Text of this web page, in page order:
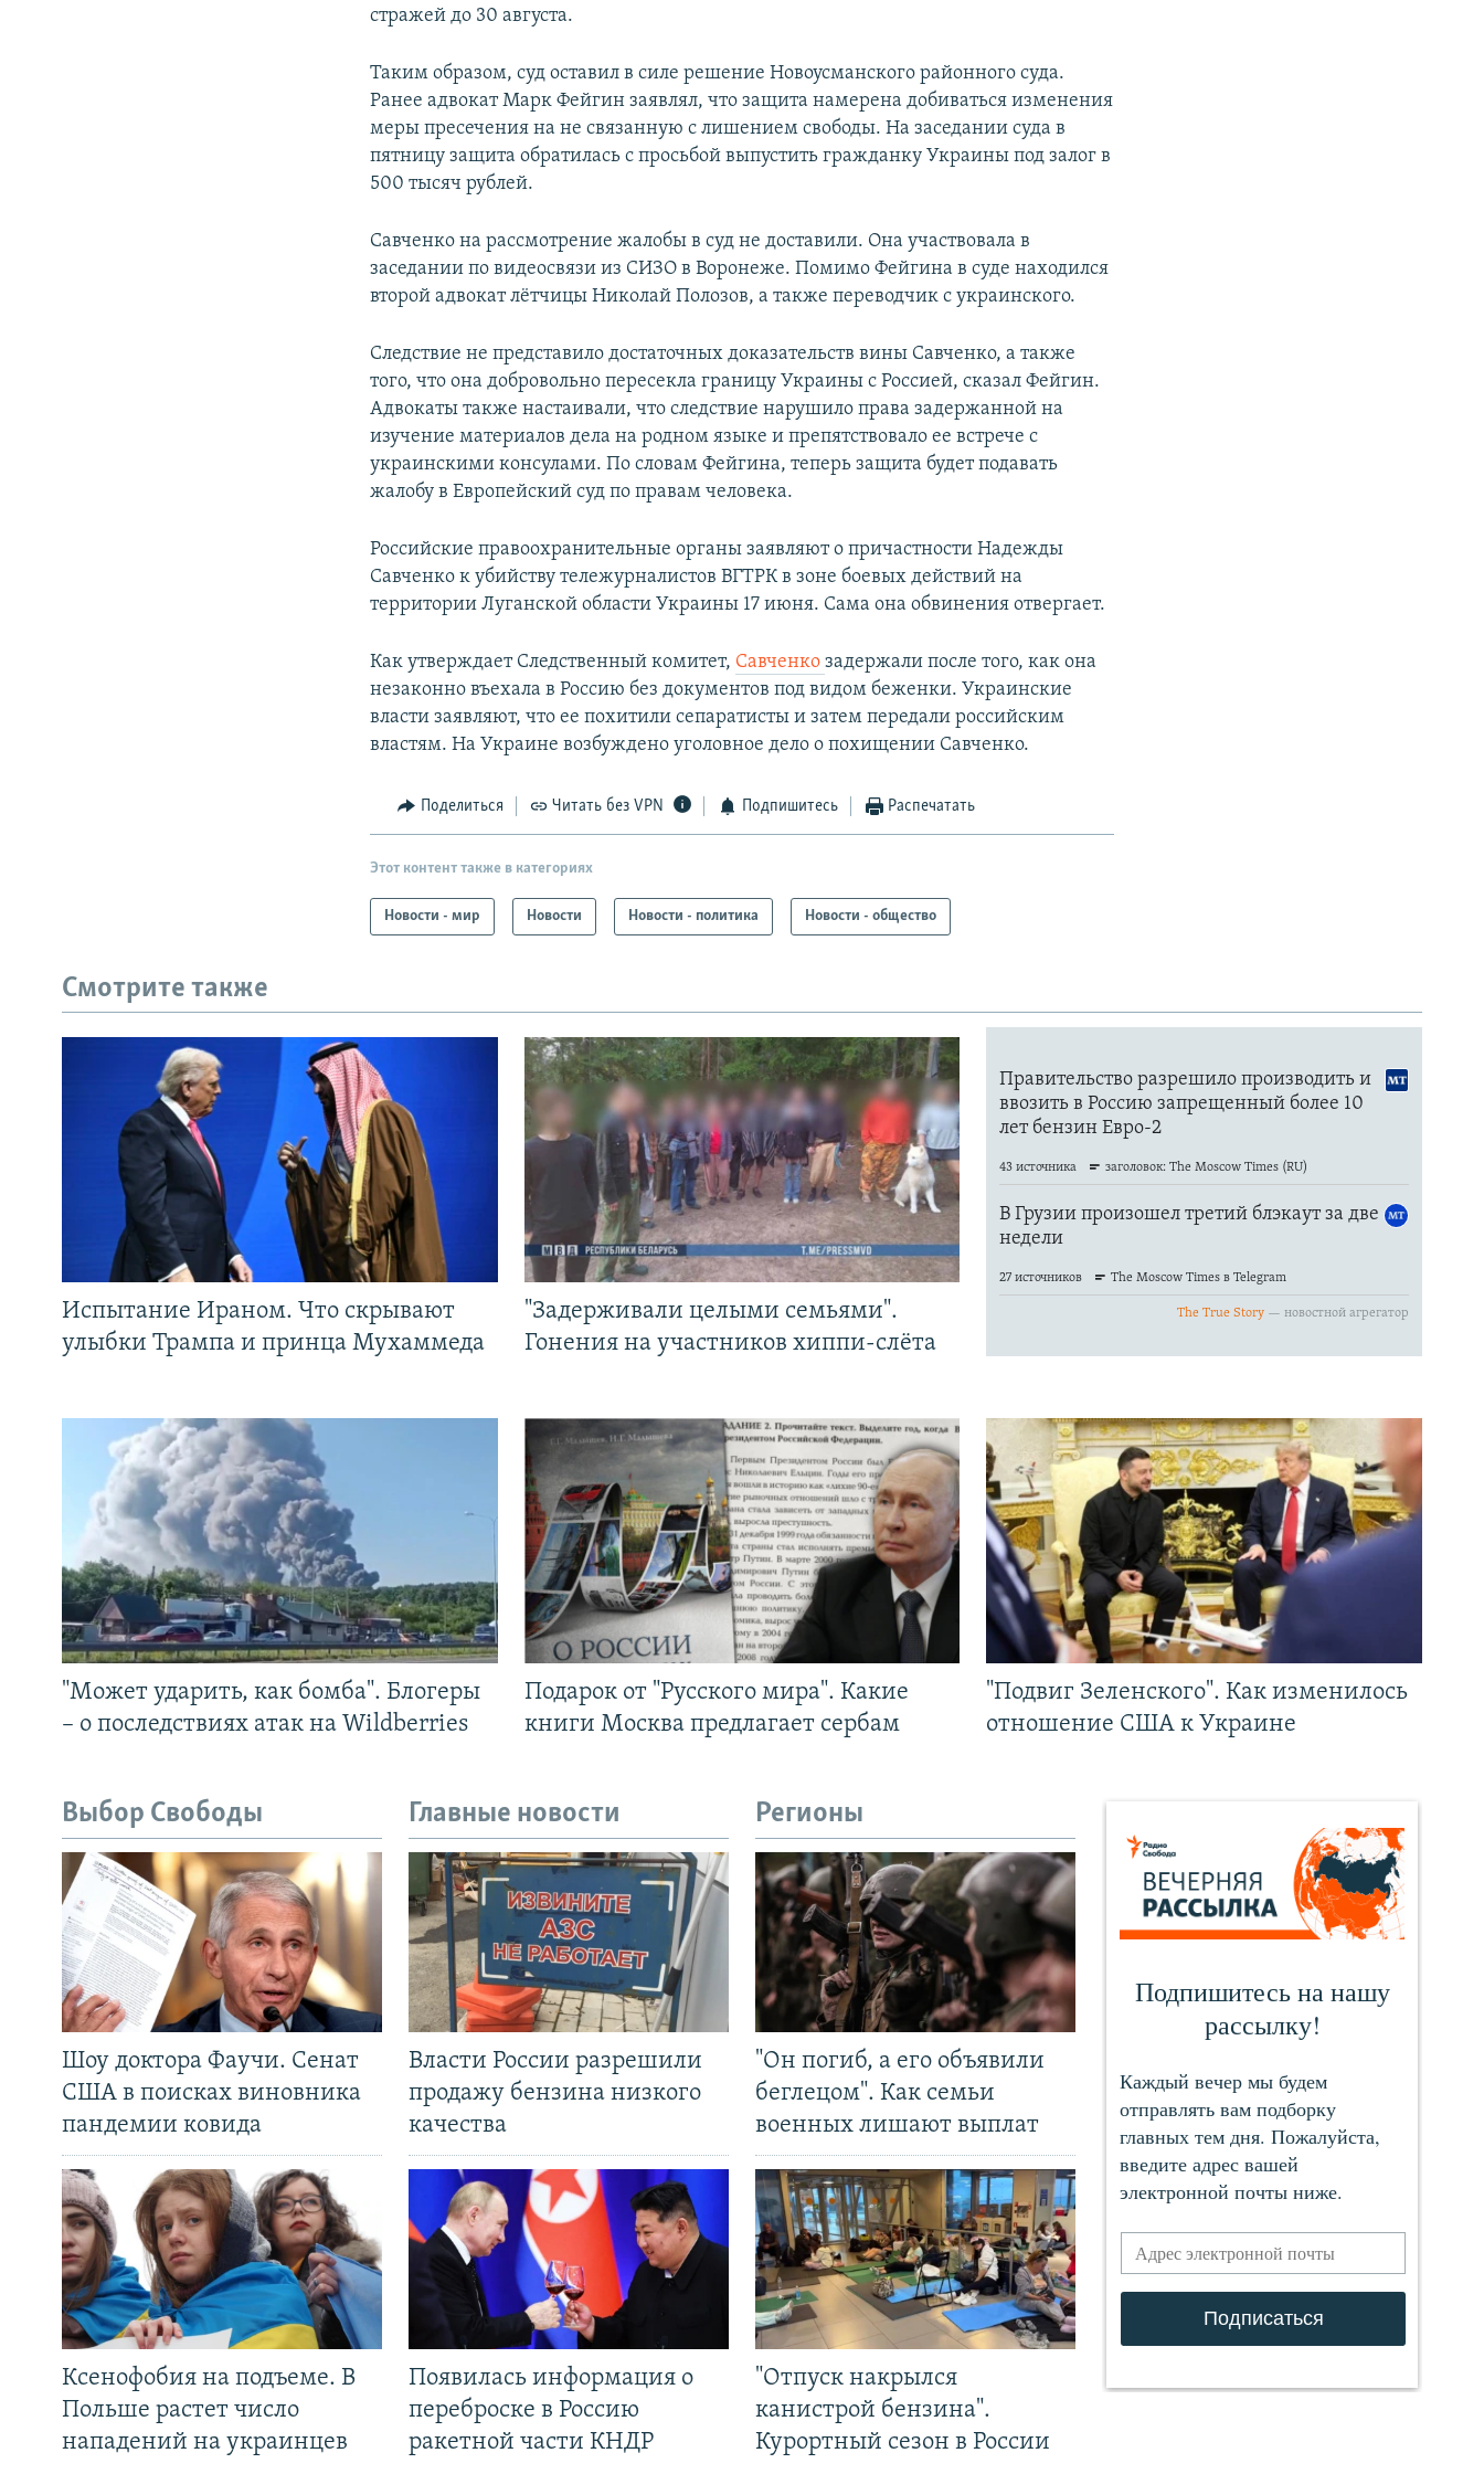
стражей до 30 августа.
Таким образом, суд оставил в силе решение Новоусманского районного суда.
Ранее адвокат Марк Фейгин заявлял, что защита намерена добиваться изменения
меры пресечения на не связанную с лишением свободы. На заседании суда в
пятницу защита обратилась с просьбой выпустить гражданку Украины под залог в
500 тысяч рублей.
Савченко на рассмотрение жалобы в суд не доставили. Она участвовала в
заседании по видеосвязи из СИЗО в Воронеже. Помимо Фейгина в суде находился
второй адвокат лётчицы Николай Полозов, а также переводчик с украинского.
Следствие не представило достаточных доказательств вины Савченко, а также
того, что она добровольно пересекла границу Украины с Россией, сказал Фейгин.
Адвокаты также настаивали, что следствие нарушило права задержанной на
изучение материалов дела на родном языке и препятствовало ее встрече с
украинскими консулами. По словам Фейгина, теперь защита будет подавать
жалобу в Европейский суд по правам человека.
Российские правоохранительные органы заявляют о причастности Надежды
Савченко к убийству тележурналистов ВГТРК в зоне боевых действий на
территории Луганской области Украины 17 июня. Сама она обвинения отвергает.
Как утверждает Следственный комитет, Савченкозадержали после того, как она
незаконно въехала в Россию без документов под видом беженки. Украинские
власти заявляют, что ее похитили сепаратисты и затем передали российским
властям. На Украине возбуждено уголовное дело о похищении Савченко.
Поделиться Читать без VPN Подпишитесь Распечатать
Этот контент также в категориях
Новости - мир Новости Новости - политика Новости - общество
Смотрите также
Испытание Ираном. Что скрывают
улыбки Трампа и принца Мухаммеда
"Задерживали целыми семьями".
Гонения на участников хиппи-слёта
"Может ударить, как бомба". Блогеры
– о последствиях атак на Wildberries
Подарок от "Русского мира". Какие
книги Москва предлагает сербам
"Подвиг Зеленского". Как изменилось
отношение США к Украине
Выбор Свободы
Шоу доктора Фаучи. Сенат
США в поисках виновника
пандемии ковида
Ксенофобия на подъеме. В
Польше растет число
нападений на украинцев
Главные новости
Власти России разрешили
продажу бензина низкого
качества
Появилась информация о
переброске в Россию
ракетной части КНДР
Регионы
"Он погиб, а его объявили
беглецом". Как семьи
военных лишают выплат
"Отпуск накрылся
канистрой бензина".
Курортный сезон в России